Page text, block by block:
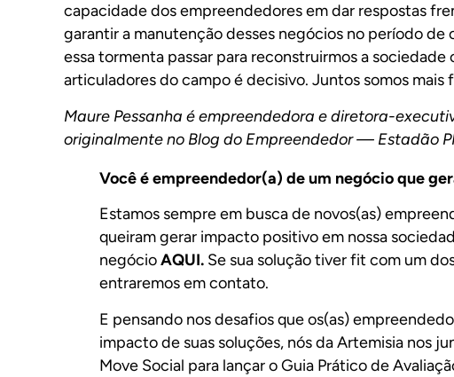
capacidade dos empreendedores em dar respostas
garantir a manutenção desses negócios no período de
essa tormenta passar para reconstruirmos a
articuladores do campo é decisivo. Juntos somos mais
Maure Pessanha é empreendedora e diretora-
originalmente no Blog do Empreendedor — Estadão
Você é empreendedor(a) de um negócio que
Estamos sempre em busca de novos(as)
queiram gerar impacto positivo em nossa
negócioAQUI. Se sua solução tiver fit com um
entraremos em contato.
E pensando nos desafios que os(as)
impacto de suas soluções, nós da Artemisia nos
Move Social para lançar o Guia Prático de